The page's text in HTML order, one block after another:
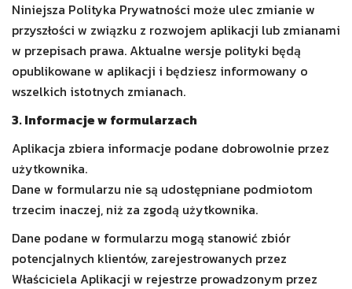
Niniejsza Polityka Prywatności może ulec zmianie w
przyszłości w związku z rozwojem aplikacji lub zmianami
w przepisach prawa. Aktualne wersje polityki będą
opublikowane w aplikacji i będziesz informowany o
wszelkich istotnych zmianach.
3. Informacje w formularzach
Aplikacja zbiera informacje podane dobrowolnie przez
użytkownika.
Dane w formularzu nie są udostępniane podmiotom
trzecim inaczej, niż za zgodą użytkownika.
Dane podane w formularzu mogą stanowić zbiór
potencjalnych klientów, zarejestrowanych przez
Właściciela Aplikacji w rejestrze prowadzonym przez